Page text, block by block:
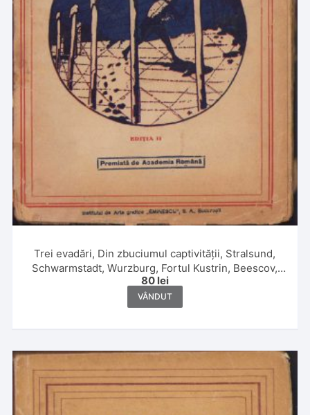
Trei evadări, Din zbuciumul captivității, Stralsund,
Schwarmstadt, Wurzburg, Fortul Kustrin, Beescov,
Berlin, Fortul Gorgast de maior G Caracaș, 1920
80 lei
VÂNDUT